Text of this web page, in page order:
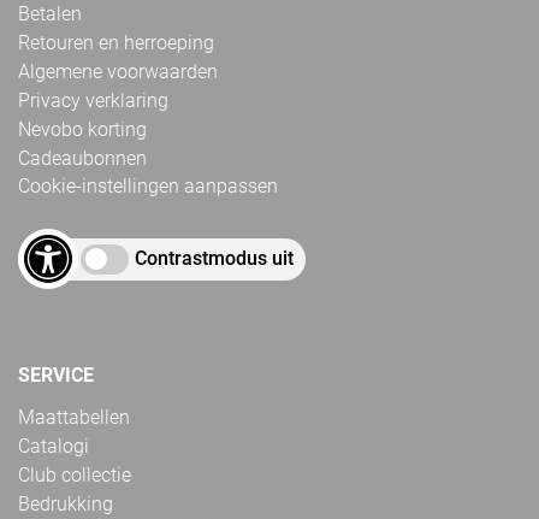
Betalen
Retouren en herroeping
Algemene voorwaarden
Privacy verklaring
Nevobo korting
Cadeaubonnen
Cookie-instellingen aanpassen
Contrastmodus uit
SERVICE
Maattabellen
Catalogi
Club collectie
Bedrukking